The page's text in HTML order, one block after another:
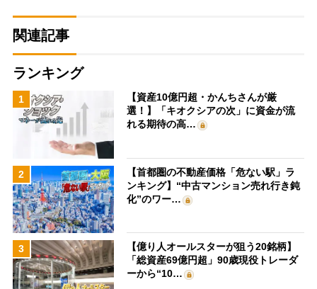
関連記事
ランキング
1
【資産10億円超・かんちさんが厳
選！】「キオクシアの次」に資金が流
れる期待の高…
2
【首都圏の不動産価格「危ない駅」ラ
ンキング】“中古マンション売れ行き鈍
化”のワー…
3
【億り人オールスターが狙う20銘柄】
「総資産69億円超」90歳現役トレーダ
ーから“10…